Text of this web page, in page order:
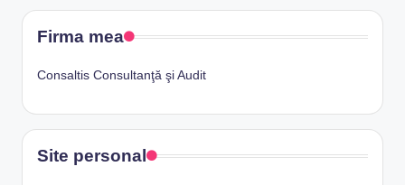
Firma mea
Consaltis Consultanţă şi Audit
Site personal